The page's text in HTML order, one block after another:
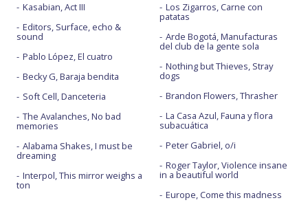
Kasabian, Act III
Editors, Surface, echo &
sound
Pablo López, El cuatro
Becky G, Baraja bendita
Soft Cell, Danceteria
The Avalanches, No bad
memories
Alabama Shakes, I must be
dreaming
Interpol, This mirror weighs a
ton
Los Zigarros, Carne con
patatas
Arde Bogotá, Manufacturas
del club de la gente sola
Nothing but Thieves, Stray
dogs
Brandon Flowers, Thrasher
La Casa Azul, Fauna y flora
subacuática
Peter Gabriel, o/i
Roger Taylor, Violence insane
in a beautiful world
Europe, Come this madness